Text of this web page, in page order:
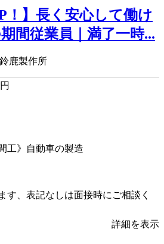
！】長く安心して働け
間従業員｜満了一時...
鹿製作所
円
工》自動車の製造
す、表記なしは面接時にご相談く
詳細を表示